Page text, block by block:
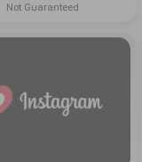
Not Guaranteed